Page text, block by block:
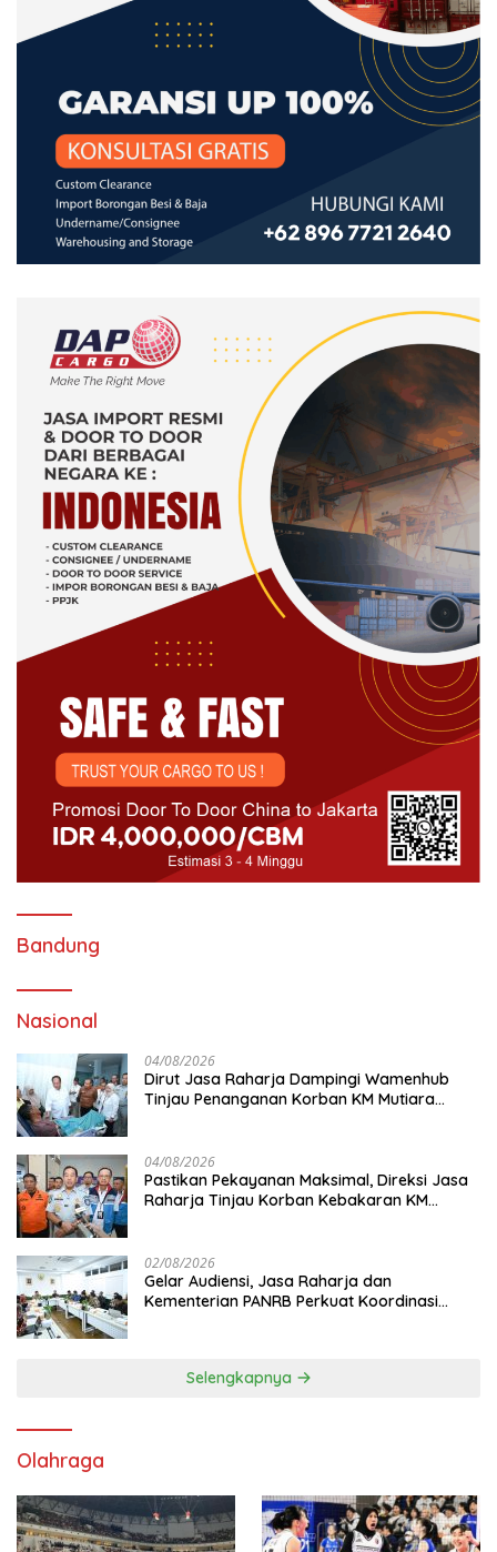
Bandung
Nasional
04/08/2026
Dirut Jasa Raharja Dampingi Wamenhub
Tinjau Penanganan Korban KM Mutiara
04/08/2026
Pastikan Pekayanan Maksimal, Direksi Jasa
Raharja Tinjau Korban Kebakaran KM
02/08/2026
Gelar Audiensi, Jasa Raharja dan
Kementerian PANRB Perkuat Koordinasi
Selengkapnya
Olahraga